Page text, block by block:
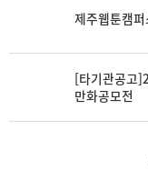
제주웹툰캠
[타기관공고
만화공모전